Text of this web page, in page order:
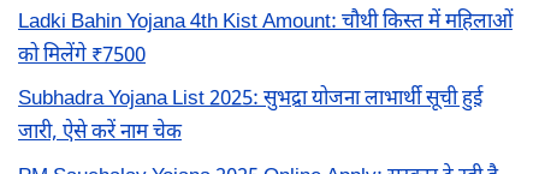
Ladki Bahin Yojana 4th Kist Amount: चौथी किस्त में महिलाओं
को मिलेंगे ₹7500
Subhadra Yojana List 2025: सुभद्रा योजना लाभार्थी सूची हुई
जारी, ऐसे करें नाम चेक